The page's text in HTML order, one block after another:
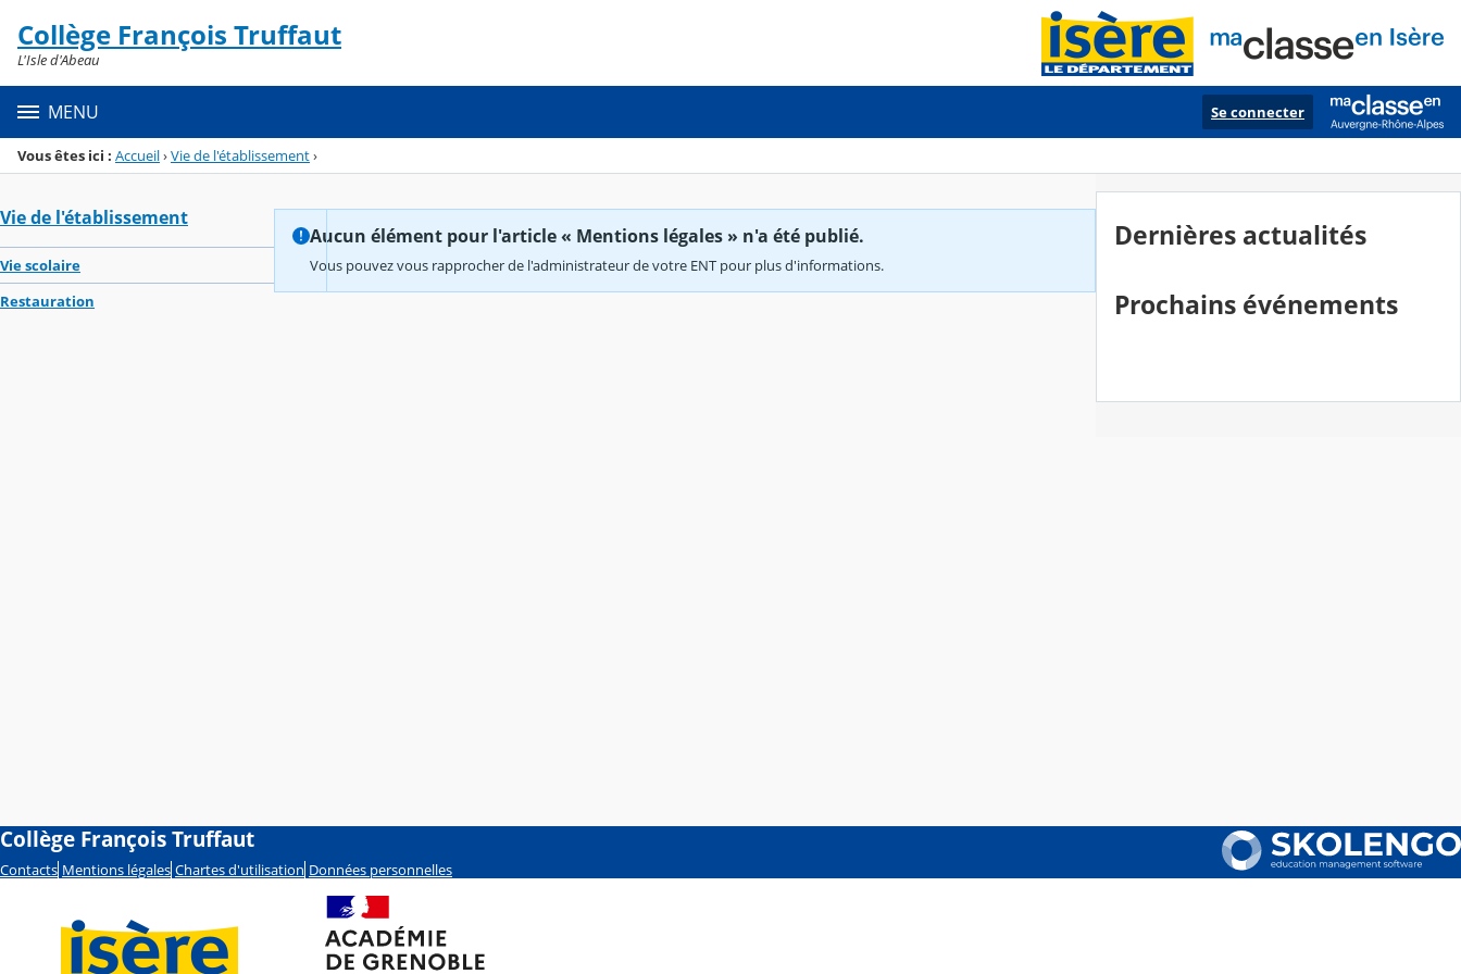
Menu de la rubrique
Contenu
Collège François Truffaut
L'Isle d'Abeau
MENU Se connecter
Vous êtes ici : Accueil›Vie de l'établissement›
Vie de l'établissement
Vie scolaire
Restauration
Aucun élément pour l'article « Mentions légales » n'a été publié.
Vous pouvez vous rapprocher de l'administrateur de votre ENT pour plus d'informations.
Dernières actualités
Prochains événements
Collège François Truffaut
Contacts Mentions légales Chartes d'utilisation Données personnelles